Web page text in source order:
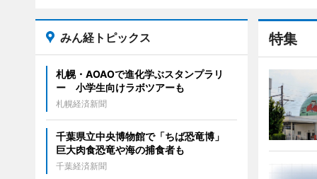
特集
みん経トピックス
札幌・AOAOで進化学ぶスタンプラリ
ー 小学生向けラボツアーも
札幌経済新聞
千葉県立中央博物館で「ちば恐竜博」
巨大肉食恐竜や海の捕食者も
千葉経済新聞